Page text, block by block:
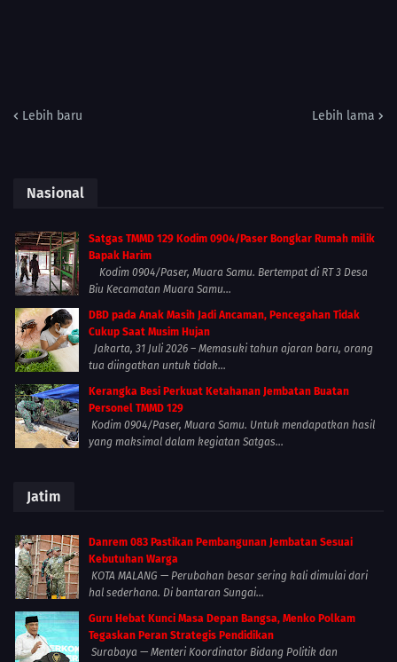
Lebih baru Lebih lama
Nasional
Satgas TMMD 129 Kodim 0904/Paser Bongkar Rumah milik
Bapak Harim
Kodim 0904/Paser, Muara Samu. Bertempat di RT 3 Desa
Biu Kecamatan Muara Samu...
DBD pada Anak Masih Jadi Ancaman, Pencegahan Tidak
Cukup Saat Musim Hujan
Jakarta, 31 Juli 2026 – Memasuki tahun ajaran baru, orang
tua diingatkan untuk tidak...
Kerangka Besi Perkuat Ketahanan Jembatan Buatan
Personel TMMD 129
Kodim 0904/Paser, Muara Samu. Untuk mendapatkan hasil
yang maksimal dalam kegiatan Satgas...
Jatim
Danrem 083 Pastikan Pembangunan Jembatan Sesuai
Kebutuhan Warga
KOTA MALANG — Perubahan besar sering kali dimulai dari
hal sederhana. Di bantaran Sungai...
Guru Hebat Kunci Masa Depan Bangsa, Menko Polkam
Tegaskan Peran Strategis Pendidikan
Surabaya — Menteri Koordinator Bidang Politik dan